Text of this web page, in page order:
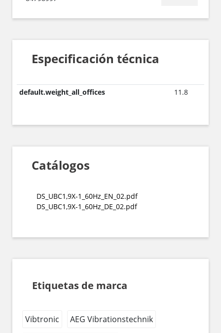
Especificación técnica
default.weight_all_offices 11.8
Catálogos
DS_UBC1,9X-1_60Hz_EN_02.pdf
DS_UBC1,9X-1_60Hz_DE_02.pdf
Etiquetas de marca
Vibtronic AEG Vibrationstechnik